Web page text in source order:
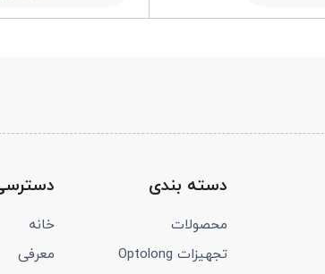
دسته بندی
محصولات
تجهیزات Optolong
خانه
معرفی